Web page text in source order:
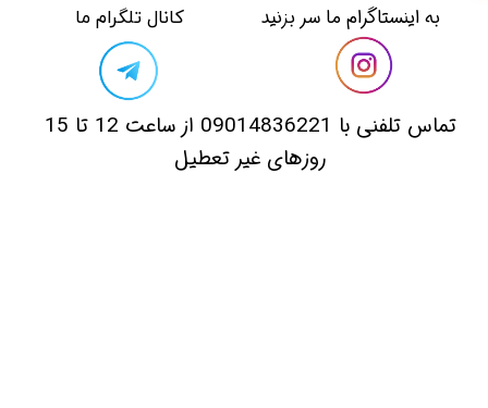
​​به اینستاگرام ما سر بزنید​​​​​​​
​تماس تلفنی با 09014836221 از ساعت 12 تا 15
روزهای غیر تعطیل
​کانال تلگرام ما